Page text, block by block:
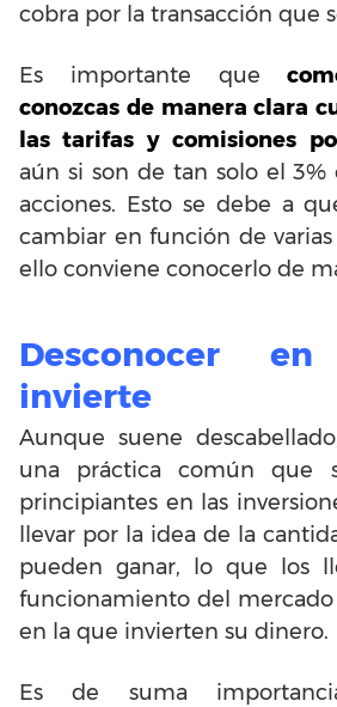
cobra por la transacción que
Es importante que
conozcas de manera clara
las tarifas y comisiones
aún si son de tan solo el 3%
acciones. Esto se debe a
cambiar en función de
ello conviene conocerlo de
Desconocer
invierte
Aunque suene
una práctica común que
principiantes en las
llevar por la idea de la
pueden ganar, lo que los
funcionamiento del mercado
en la que invierten su dinero.
Es de suma